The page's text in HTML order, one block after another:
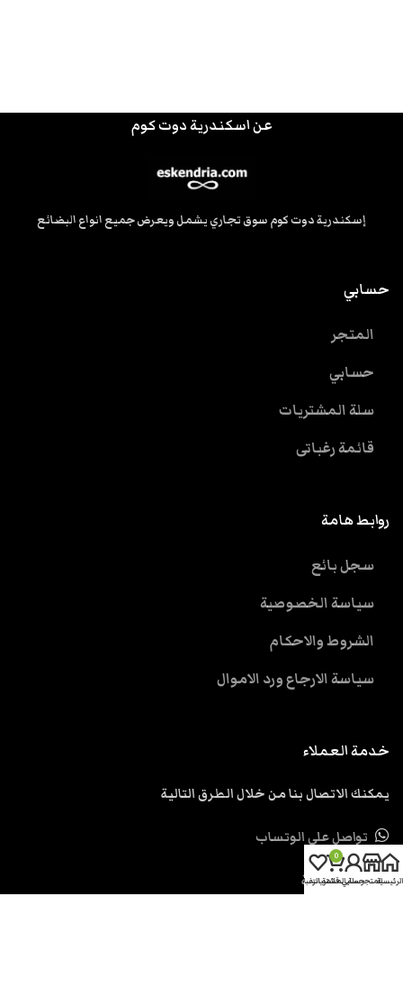
عن اسكندرية دوت كوم
إسكندرية دوت كوم سوق تجاري يشمل ويعرض جميع انواع البضائع
حسابي
المتجر
حسابي
سلة المشتريات
قائمة رغباتى
روابط هامة
سجل بائع
سياسة الخصوصية
الشروط والاحكام
سياسة الارجاع ورد الاموال
خدمة العملاء
يمكنك الاتصال بنا من خلال الطرق التالية
تواصل علي الوتساب
ارسل رسالة الرئيسيةالمتجرحسابي
0
سلة المشتريات
قائمة الرغبات